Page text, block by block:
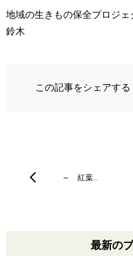
地域の生きもの保全プロジェ
鈴木
この記事をシェアする
～ 紅葉…
最新の